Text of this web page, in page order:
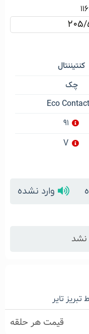
کنتیننتال
چک
Eco
۹۱
V
وارد نشده
نشد
تایر
قیمت هر حلقه